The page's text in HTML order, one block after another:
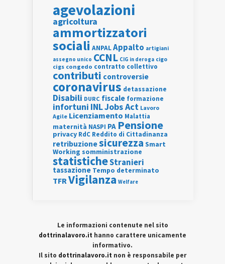
agevolazioni
agricoltura
ammortizzatori
sociali ANPALAppalto artigiani
assegno unico CCNL CIG in deroga cigo
cigs congedo contratto collettivo
contributi controversie
coronavirus detassazione
Disabili DURC fiscale formazione
infortuni INLJobs Act Lavoro
Agile Licenziamento Malattia
maternità NASPI PA Pensione
privacy RdC Reddito di Cittadinanza
retribuzionesicurezza Smart
Working somministrazione
statisticheStranieri
tassazione Tempo determinato
TFRVigilanza Welfare
Le informazioni contenute nel sito
dottrinalavoro.it hanno carattere unicamente
informativo.
Il sito dottrinalavoro.it non è responsabile per